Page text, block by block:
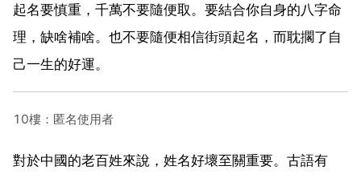
起名要慎重，千萬不要隨便取。要結合你自身的八字命
理，缺啥補啥。也不要隨便相信街頭起名，而耽擱了自
己一生的好運。
10樓：匿名使用者
對於中國的老百姓來說，姓名好壞至關重要。古語有